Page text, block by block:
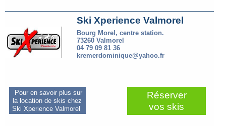
Ski Xperience Valmorel
Bourg Morel, centre station.
73260 Valmorel
04 79 09 81 36
kremerdominique@yahoo.fr
Pour en savoir plus sur
la location de skis chez
Ski Xperience Valmorel
Réserver
vos skis